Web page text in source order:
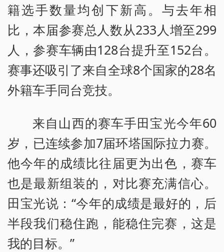
籍选手数量均创下新高。与去年相
比，本届参赛总人数从233人增至299
人，参赛车辆由128台提升至152台。
赛事还吸引了来自全球8个国家的28名
外籍车手同台竞技。
来自山西的赛车手田宝光今年60
岁，已连续参加7届环塔国际拉力赛。
他今年的成绩比往届更为出色，赛车
也是最新组装的，对比赛充满信心。
田宝光说：“今年的成绩是最好的，后
半段我们稳住跑，能稳住完赛，这是
我的目标。”